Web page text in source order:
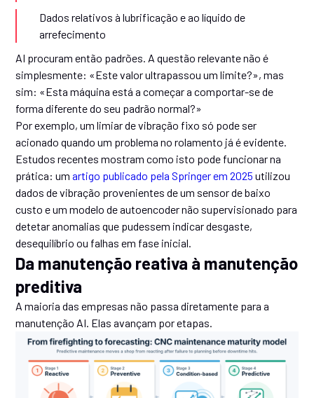
Dados relativos à lubrificação e ao líquido de
arrefecimento
AI procuram então padrões. A questão relevante não é
simplesmente: «Este valor ultrapassou um limite?», mas
sim: «Esta máquina está a começar a comportar-se de
forma diferente do seu padrão normal?»
Por exemplo, um limiar de vibração fixo só pode ser
acionado quando um problema no rolamento já é evidente.
Estudos recentes mostram como isto pode funcionar na
prática: umartigo publicado pela Springer em 2025 utilizou
dados de vibração provenientes de um sensor de baixo
custo e um modelo de autoencoder não supervisionado para
detetar anomalias que pudessem indicar desgaste,
desequilíbrio ou falhas em fase inicial.
Da manutenção reativa à manutenção
preditiva
A maioria das empresas não passa diretamente para a
manutenção AI. Elas avançam por etapas.